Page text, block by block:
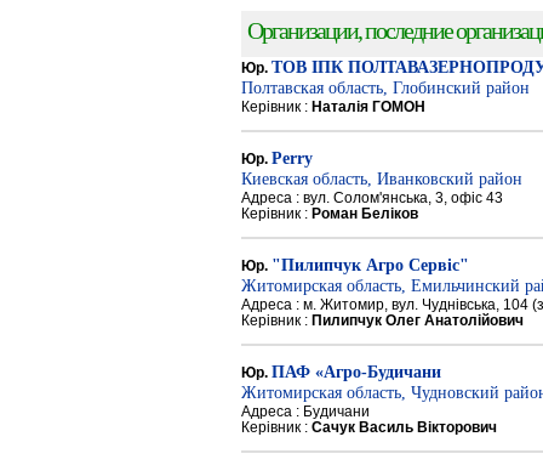
Организации, последние
Юр. ТОВ ІПК
Полтавская область, Глобинский район
Керівник : Наталія ГОМОН
Юр. Perry
Киевская область, Иванковский район
Адреса : вул. Солом'янська, 3, офіс 43
Керівник : Роман Беліков
Юр. "Пилипчук Агро Сервіс"
Житомирская область, Емильчинский
Адреса : м. Житомир, вул. Чуднівська, 104
Керівник : Пилипчук Олег Анатолійович
Юр. ПАФ «Агро-Будичани
Житомирская область, Чудновский
Адреса : Будичани
Керівник : Сачук Василь Вікторович